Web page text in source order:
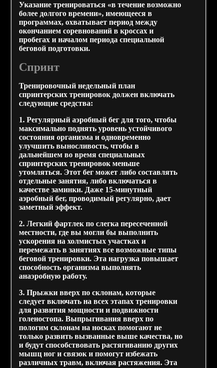
Указание тренироваться «в течение возможно
более долгого времени», имеющееся в
программах, охватывает период между
окончанием соревнований в кроссах и
пробегах и началом периода специальной
беговой подготовки.
Спринт
Тренировочный недельный план
спринтерских тренировок должен включать
следующие средства:
1. Регулярный аэробный бег для того, чтобы
максимально поднять уровень устойчивого
состояния организма и одновременно
улучшить выносливость, чтобы в
дальнейшем во время специальных
спринтерских тренировок меньше
утомляться. Этот бег может либо составлять
отдельные занятия, либо включаться в
качестве заминки. Даже 15-минутный
аэробный бег, проводимый регулярно, дает
заметный эффект.
2. Легкий фартлек по слегка пересеченной
местности, где вы могли бы выполнить
ускорения на холмистых участках и
перемежать в занятиях все возможные типы
беговой тренировки. Эта нагрузка повышает
способность организма выполнять
анаэробную работу.
3. Прыжки вверх по склонам, которые
следует включать на всех этапах тренировки
для развития мощности и подвижности
голеностопа. Выпрыгивания вверх по
пологим склонам на носках помогают не
только развить вызванные выше качества, но
и будут способствовать растягиванию других
мышц ног и связок и помогут избежать
различных травм, включая растяжения. Эта